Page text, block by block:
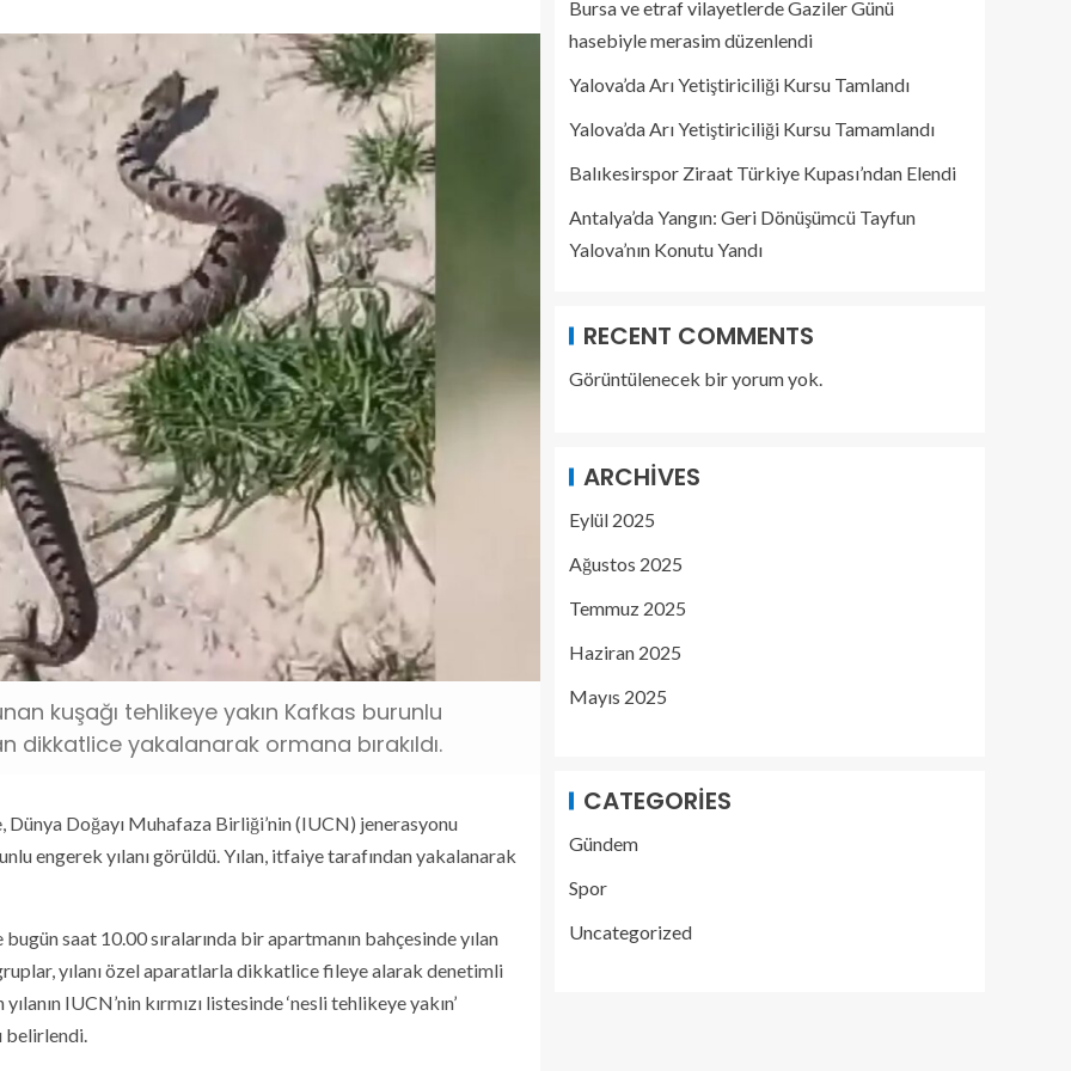
kuşağı tehlikeye yakın Kafkas burunlu
dikkatlice yakalanarak ormana bırakıldı.
Dünya Doğayı Muhafaza Birliği’nin (IUCN) jenerasyonu
engerek yılanı görüldü. Yılan, itfaiye tarafından yakalanarak
saat 10.00 sıralarında bir apartmanın bahçesinde yılan
yılanı özel aparatlarla dikkatlice fileye alarak denetimli
IUCN’nin kırmızı listesinde ‘nesli tehlikeye yakın’
belirlendi.
Bursa ve etraf vilayetlerde Gaziler Günü
hasebiyle merasim düzenlendi
Yalova’da Arı Yetiştiriciliği Kursu Tamlandı
Yalova’da Arı Yetiştiriciliği Kursu Tamamlandı
Balıkesirspor Ziraat Türkiye Kupası’ndan Elendi
Antalya’da Yangın: Geri Dönüşümcü Tayfun
Yalova’nın Konutu Yandı
RECENT COMMENTS
Görüntülenecek bir yorum yok.
ARCHIVES
Eylül 2025
Ağustos 2025
Temmuz 2025
Haziran 2025
Mayıs 2025
CATEGORIES
Gündem
Spor
Uncategorized